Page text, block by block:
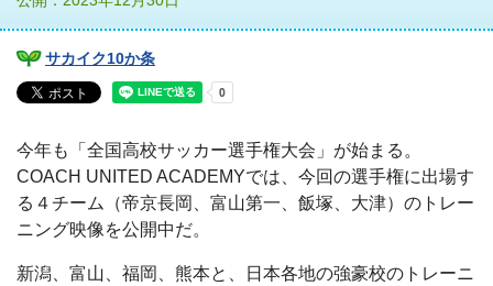
サカイク10か条
今年も「全国高校サッカー選手権大会」が始まる。
COACH UNITED ACADEMYでは、今回の選手権に出場す
る４チーム（帝京長岡、富山第一、飯塚、大津）のトレー
ニング映像を公開中だ。
新潟、富山、福岡、熊本と、日本各地の強豪校のトレーニ